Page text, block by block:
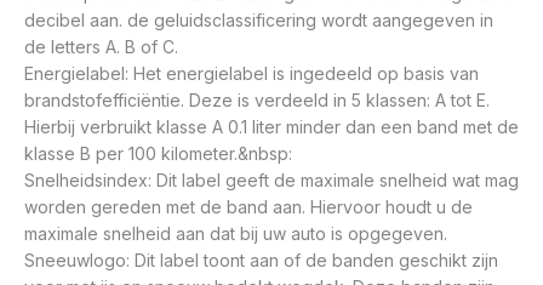
decibel aan. de geluidsclassificering wordt aangegeven in
de letters A. B of C.
Energielabel: Het energielabel is ingedeeld op basis van
brandstofefficiëntie. Deze is verdeeld in 5 klassen: A tot E.
Hierbij verbruikt klasse A 0.1 liter minder dan een band met de
klasse B per 100 kilometer.&nbsp:
Snelheidsindex: Dit label geeft de maximale snelheid wat mag
worden gereden met de band aan. Hiervoor houdt u de
maximale snelheid aan dat bij uw auto is opgegeven.
Sneeuwlogo: Dit label toont aan of de banden geschikt zijn